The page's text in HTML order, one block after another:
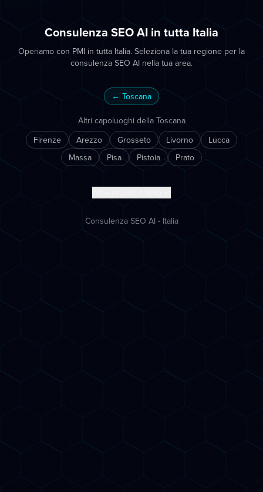
Consulenza SEO AI in tutta Italia
Operiamo con PMI in tutta Italia. Seleziona la tua regione per la
consulenza SEO AI nella tua area.
← Toscana
Altri capoluoghi della Toscana
Firenze
Arezzo Grosseto Livorno
Lucca
Massa
Pisa Pistoia Prato
Consulenza SEO AI - Italia
opportunità stai perdendo oggi.